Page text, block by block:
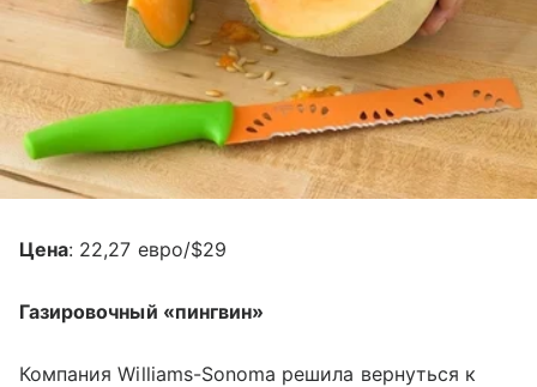
Цена: 22,27 евро/$29
Газировочный «пингвин»
Компания Williams-Sonoma решила вернуться к